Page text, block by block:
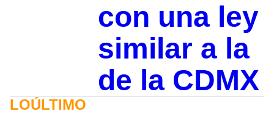
con una ley
similar a la
de la CDMX
LOÚLTIMO